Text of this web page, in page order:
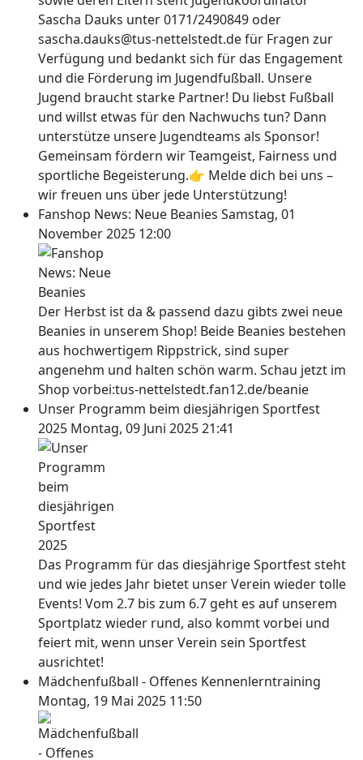
Sascha Dauks unter 0171/2490849 oder
sascha.dauks@tus-nettelstedt.de für Fragen zur
Verfügung und bedankt sich für das Engagement
und die Förderung im Jugendfußball. Unsere
Jugend braucht starke Partner! Du liebst Fußball
und willst etwas für den Nachwuchs tun? Dann
unterstütze unsere Jugendteams als Sponsor!
Gemeinsam fördern wir Teamgeist, Fairness und
sportliche Begeisterung.👉 Melde dich bei uns –
wir freuen uns über jede Unterstützung!
Fanshop News: Neue Beanies Samstag, 01
November 2025 12:00
Der Herbst ist da & passend dazu gibts zwei neue
Beanies in unserem Shop! Beide Beanies bestehen
aus hochwertigem Rippstrick, sind super
angenehm und halten schön warm. Schau jetzt im
Shop vorbei:tus-nettelstedt.fan12.de/beanie
Unser Programm beim diesjährigen Sportfest
2025 Montag, 09 Juni 2025 21:41
Das Programm für das diesjährige Sportfest steht
und wie jedes Jahr bietet unser Verein wieder tolle
Events! Vom 2.7 bis zum 6.7 geht es auf unserem
Sportplatz wieder rund, also kommt vorbei und
feiert mit, wenn unser Verein sein Sportfest
ausrichtet!
Mädchenfußball - Offenes Kennenlerntraining
Montag, 19 Mai 2025 11:50